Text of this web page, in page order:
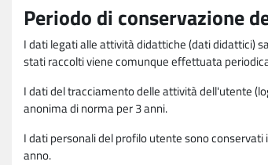
Periodo di conservazione
I dati legati alle attività didattiche (dati didattici)
stati raccolti viene comunque effettuata
I dati del tracciamento delle attività dell'utente
anonima di norma per 3 anni.
I dati personali del profilo utente sono
anno.